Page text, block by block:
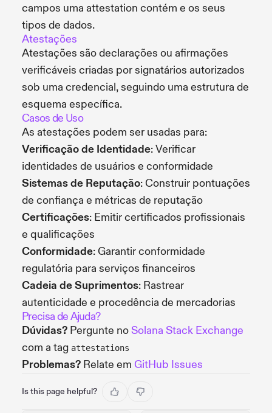
campos uma attestation contém e os seus
tipos de dados.
Atestações
Atestações são declarações ou afirmações
verificáveis criadas por signatários autorizados
sob uma credencial, seguindo uma estrutura de
esquema específica.
Casos de Uso
As atestações podem ser usadas para:
Verificação de Identidade: Verificar
identidades de usuários e conformidade
Sistemas de Reputação: Construir pontuações
de confiança e métricas de reputação
Certificações: Emitir certificados profissionais
e qualificações
Conformidade: Garantir conformidade
regulatória para serviços financeiros
Cadeia de Suprimentos: Rastrear
autenticidade e procedência de mercadorias
Precisa de Ajuda?
Dúvidas? Pergunte noSolana Stack Exchange
com a tag attestations
Problemas? Relate em GitHub Issues
Is this page helpful?